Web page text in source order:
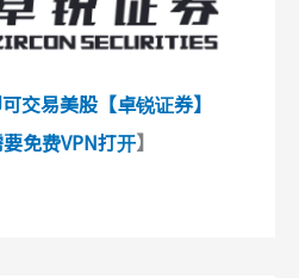
交易美股【卓锐证券】
免费VPN打开】